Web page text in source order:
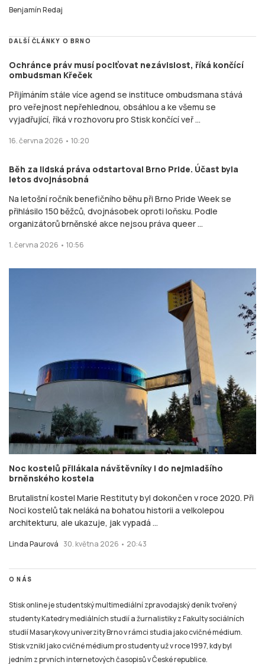
Benjamín Redaj
DALŠÍ ČLÁNKY O BRNO
Ochránce práv musí pociťovat nezávislost, říká končící
ombudsman Křeček
Přijímáním stále více agend se instituce ombudsmana stává
pro veřejnost nepřehlednou, obsáhlou a ke všemu se
vyjadřující, říká v rozhovoru pro Stisk končící veř ...
16. června 2026 • 10:20
Běh za lidská práva odstartoval Brno Pride. Účast byla
letos dvojnásobná
Na letošní ročník benefičního běhu při Brno Pride Week se
přihlásilo 150 běžců, dvojnásobek oproti loňsku. Podle
organizátorů brněnské akce nejsou práva queer ...
1. června 2026 • 10:56
Noc kostelů přilákala návštěvníky i do nejmladšího
brněnského kostela
Brutalistní kostel Marie Restituty byl dokončen v roce 2020. Při
Noci kostelů tak neláká na bohatou historii a velkolepou
architekturu, ale ukazuje, jak vypadá ...
Linda Paurová 30. května 2026 • 20:43
O NÁS
Stisk online je studentský multimediální zpravodajský deník tvořený
studenty Katedry mediálních studií a žurnalistiky z Fakulty sociálních
studií Masarykovy univerzity Brno v rámci studia jako cvičné médium.
Stisk vznikl jako cvičné médium pro studenty už v roce 1997, kdy byl
jedním z prvních internetových časopisů v České republice.